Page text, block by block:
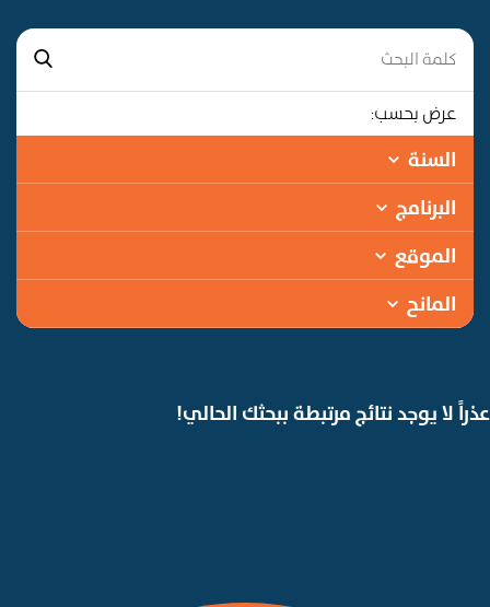
عرض بحسب:
السنة
البرنامج
الموقع
المانح
عذراً لا يوجد نتائج مرتبطة ببحثك الحالي!